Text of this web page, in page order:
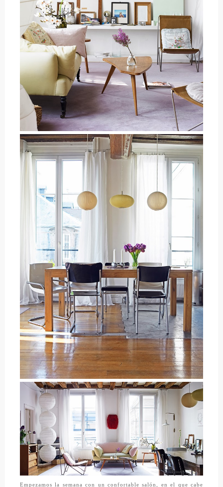
Empezamos la semana con un confortable salón, en el que cabe